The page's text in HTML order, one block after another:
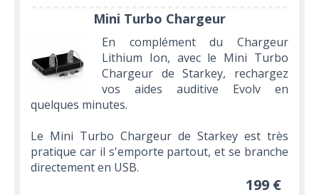
Mini Turbo Chargeur
En complément du Chargeur
Lithium Ion, avec le Mini Turbo
Chargeur de Starkey, rechargez
vos aides auditive Evolv en
quelques minutes.
Le Mini Turbo Chargeur de Starkey est très
pratique car il s'emporte partout, et se branche
directement en USB.
199 €